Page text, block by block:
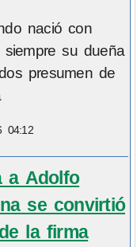
nació con
su dueña
presumen de
04:12
a Adolfo
se convirtió
la firma